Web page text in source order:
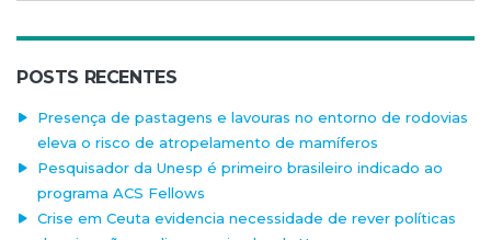
POSTS RECENTES
Presença de pastagens e lavouras no entorno de rodovias
eleva o risco de atropelamento de mamíferos
Pesquisador da Unesp é primeiro brasileiro indicado ao
programa ACS Fellows
Crise em Ceuta evidencia necessidade de rever políticas